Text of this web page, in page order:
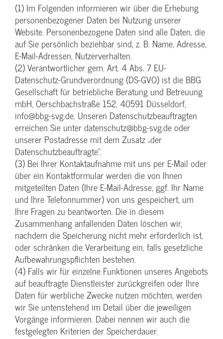
(1) Im Folgenden informieren wir über die Erhebung
personenbezogener Daten bei Nutzung unserer
Website. Personenbezogene Daten sind alle Daten, die
auf Sie persönlich beziehbar sind, z. B. Name, Adresse,
E-Mail-Adressen, Nutzerverhalten.
(2) Verantwortlicher gem. Art. 4 Abs. 7 EU-
Datenschutz-Grundverordnung (DS-GVO) ist die BBG
Gesellschaft für betriebliche Beratung und Betreuung
mbH, Oerschbachstraße 152, 40591 Düsseldorf,
info@bbg-svg.de. Unseren Datenschutzbeauftragten
erreichen Sie unter datenschutz@bbg-svg.de oder
unserer Postadresse mit dem Zusatz „der
Datenschutzbeauftragte“.
(3) Bei Ihrer Kontaktaufnahme mit uns per E-Mail oder
über ein Kontaktformular werden die von Ihnen
mitgeteilten Daten (Ihre E-Mail-Adresse, ggf. Ihr Name
und Ihre Telefonnummer) von uns gespeichert, um
Ihre Fragen zu beantworten. Die in diesem
Zusammenhang anfallenden Daten löschen wir,
nachdem die Speicherung nicht mehr erforderlich ist,
oder schränken die Verarbeitung ein, falls gesetzliche
Aufbewahrungspflichten bestehen.
(4) Falls wir für einzelne Funktionen unseres Angebots
auf beauftragte Dienstleister zurückgreifen oder Ihre
Daten für werbliche Zwecke nutzen möchten, werden
wir Sie untenstehend im Detail über die jeweiligen
Vorgänge informieren. Dabei nennen wir auch die
festgelegten Kriterien der Speicherdauer.